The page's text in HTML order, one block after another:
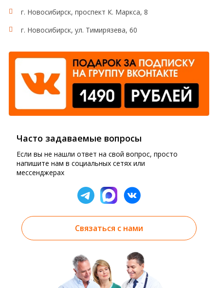
г. Новосибирск, проспект К. Маркса, 8
г. Новосибирск, ул. Тимирязева, 60
Часто задаваемые вопросы
Если вы не нашли ответ на свой вопрос, просто
напишите нам в социальных сетях или
мессенджерах
Связаться с нами